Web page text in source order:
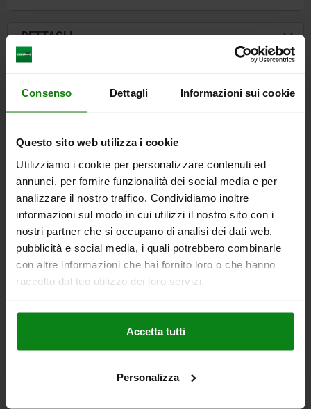
Consenso Dettagli Informazioni sui cookie
Questo sito web utilizza i cookie
Utilizziamo i cookie per personalizzare contenuti ed
annunci, per fornire funzionalità dei social media e per
analizzare il nostro traffico. Condividiamo inoltre
informazioni sul modo in cui utilizzi il nostro sito con i
nostri partner che si occupano di analisi dei dati web,
pubblicità e social media, i quali potrebbero combinarle
con altre informazioni che hai fornito loro o che hanno
raccolto dal tuo utilizzo dei loro servizi.
Accetta tutti
Personalizza
DETTAGLI
SCARICARE
Altri clienti hanno acquistato
anche
ampliata
04390
Morsa girevole